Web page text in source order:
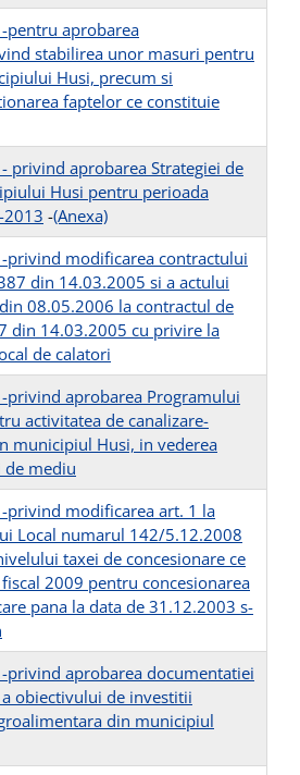
-pentru aprobarea
stabilirea unor masuri pentru
Husi, precum si
faptelor ce constituie
- privind aprobarea Strategiei de
Husi pentru perioada
2013 -(Anexa)
-privind modificarea contractului
din 14.03.2005 si a actului
08.05.2006 la contractul de
din 14.03.2005 cu privire la
de calatori
-privind aprobarea Programului
activitatea de canalizare-
municipiul Husi, in vederea
mediu
-privind modificarea art. 1 la
Local numarul 142/5.12.2008
taxei de concesionare ce
2009 pentru concesionarea
pana la data de 31.12.2003 s-
-privind aprobarea documentatiei
obiectivului de investitii
din municipiul